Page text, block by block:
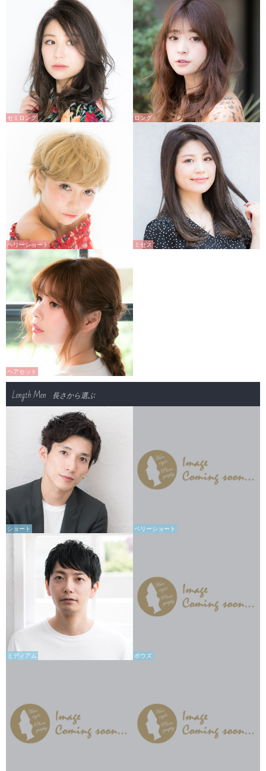
セミロング ロング
ベリーショート ミセス
ヘアセット
Length Men 長さから選ぶ
ショート ベリーショート
ミディアム ボウズ